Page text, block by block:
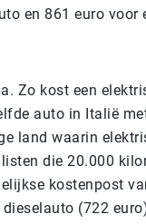
en 861 euro voor
Zo kost een
auto in Italië
land waarin
die 20.000
kostenpost
(722